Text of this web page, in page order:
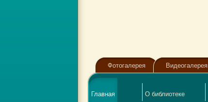
Фотогалерея Видеогалерея
Главная О библиотеке